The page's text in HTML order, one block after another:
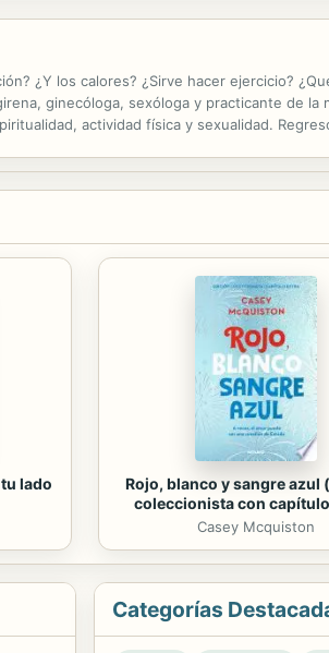
¿Y los calores? ¿Sirve hacer ejercicio?
ginecóloga, sexóloga y practicante de
actividad física y sexualidad.
lado
Rojo, blanco y sangre azul
coleccionista con
Casey Mcquiston
Categorías